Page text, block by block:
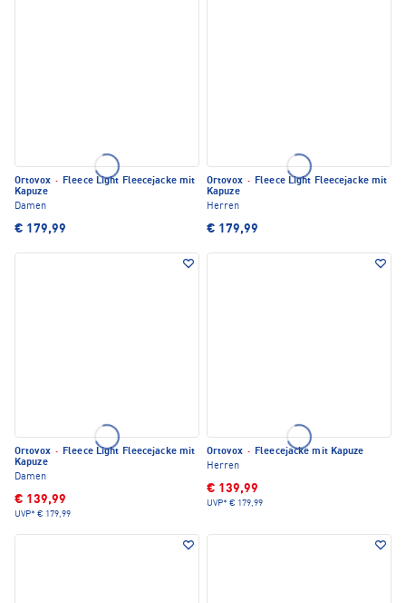
Ortovox · Fleece Light Fleecejacke mit
Kapuze
Damen
€ 179,99
Ortovox · Fleece Light Fleecejacke mit
Kapuze
Herren
€ 179,99
Ortovox · Fleece Light Fleecejacke mit
Kapuze
Damen
€ 139,99
UVP* € 179,99
Ortovox · Fleecejacke mit Kapuze
Herren
€ 139,99
UVP* € 179,99